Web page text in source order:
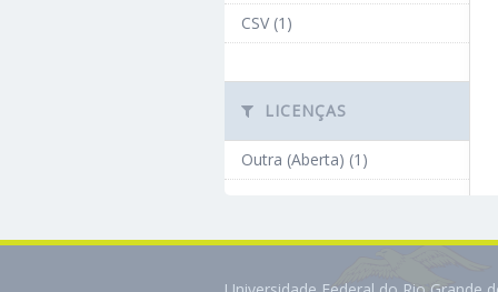
CSV (1)
LICENÇAS
Outra (Aberta) (1)